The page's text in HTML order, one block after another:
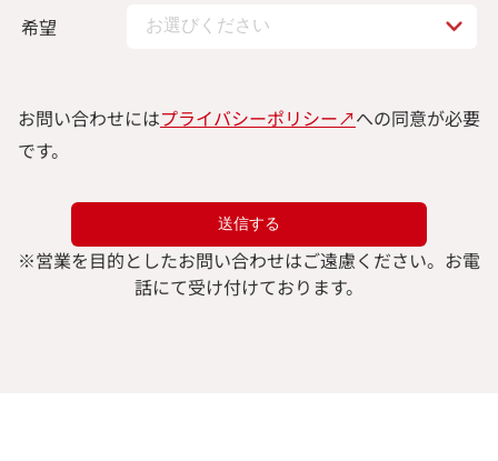
希望
お問い合わせにはプライバシーポリシー↗︎への同意が必要
です。
※営業を目的としたお問い合わせはご遠慮ください。 お電
話にて受け付けております。